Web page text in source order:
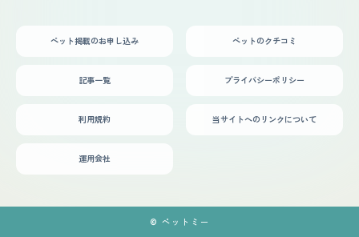
ペット掲載のお申し込み ペットのクチコミ
記事一覧 プライバシーポリシー
利用規約 当サイトへのリンクについて
運用会社
© ペットミー